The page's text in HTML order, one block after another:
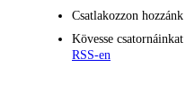
Csatlakozzon hozzánk
Kövesse csatornáinkat
RSS-en